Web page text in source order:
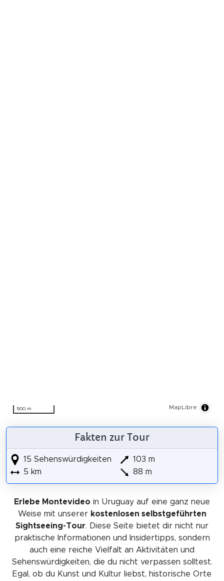
500 m MapLibre
Fakten zur Tour
15 Sehenswürdigkeiten
5 km
103 m
88 m
Erlebe Montevideo in Uruguay auf eine ganz neue
Weise mit unserer kostenlosen selbstgeführten
Sightseeing-Tour. Diese Seite bietet dir nicht nur
praktische Informationen und Insidertipps, sondern
auch eine reiche Vielfalt an Aktivitäten und
Sehenswürdigkeiten, die du nicht verpassen solltest.
Egal, ob du Kunst und Kultur liebst, historische Orte